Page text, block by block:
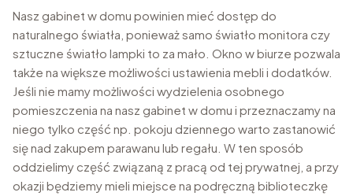
Nasz gabinet w domu powinien mieć dostęp do
naturalnego światła, ponieważ samo światło monitora czy
sztuczne światło lampki to za mało. Okno w biurze pozwala
także na większe możliwości ustawienia mebli i dodatków.
Jeśli nie mamy możliwości wydzielenia osobnego
pomieszczenia na nasz gabinet w domu i przeznaczamy na
niego tylko część np. pokoju dziennego warto zastanowić
się nad zakupem parawanu lub regału. W ten sposób
oddzielimy część związaną z pracą od tej prywatnej, a przy
okazji będziemy mieli miejsce na podręczną biblioteczkę